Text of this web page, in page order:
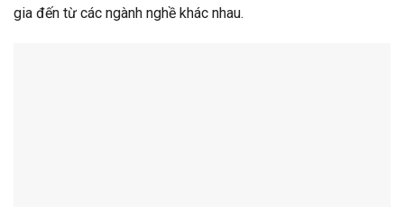
gia đến từ các ngành nghề khác nhau.